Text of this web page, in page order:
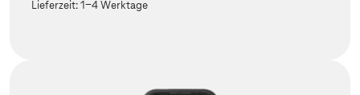
Lieferzeit:1-4 Werktage